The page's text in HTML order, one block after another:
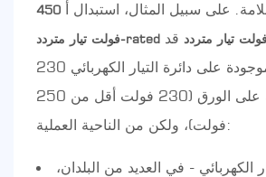
على سبيل المثال، استبدال أ 450
فولت تيار متردد-rated قد
تبدو الوحدة الموجودة على دائرة التيار الكهربائي 230
فولت مقبولة على الورق (230 فولت أقل من 250
فولت)، ولكن من الناحية العملية:
الكهربائي - في العديد من البلدان،